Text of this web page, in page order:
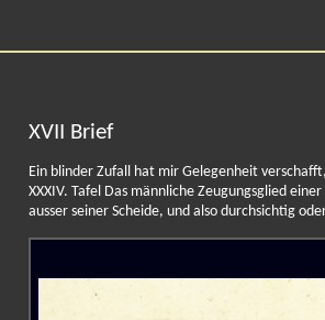
XVII Brief
Ein blinder Zufall hat mir Gelegenheit
XXXIV. Tafel Das männliche Zeugungsglied
ausser seiner Scheide, und also durchsichtig